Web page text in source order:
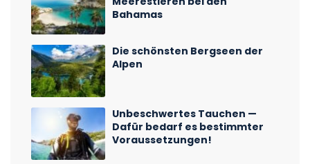
Bahamas
Die schönsten Bergseen der
Alpen
Unbeschwertes Tauchen —
Dafür bedarf es bestimmter
Voraussetzungen!